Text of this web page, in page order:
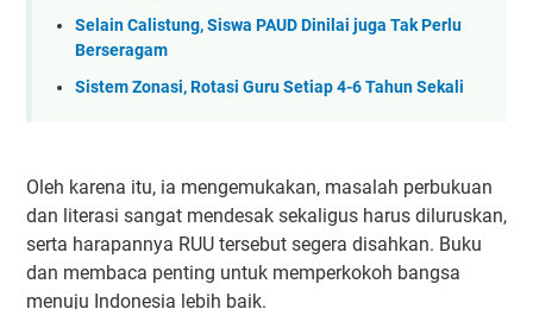
Selain Calistung, Siswa PAUD Dinilai juga Tak Perlu
Berseragam
Sistem Zonasi, Rotasi Guru Setiap 4-6 Tahun Sekali
Oleh karena itu, ia mengemukakan, masalah perbukuan
dan literasi sangat mendesak sekaligus harus diluruskan,
serta harapannya RUU tersebut segera disahkan. Buku
dan membaca penting untuk memperkokoh bangsa
menuju Indonesia lebih baik.